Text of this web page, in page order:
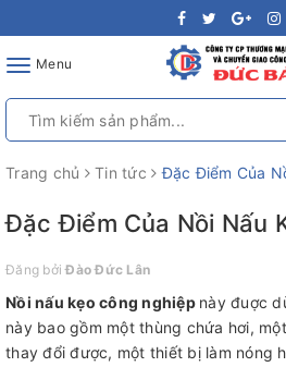
ToggleMenu
Trang chủ Tin tức Đặc Điểm Của
Đặc Điểm Của Nồi Nấu
Đăng bởiĐào Đức Lân
Nồi nấu kẹo công nghiệp này đuợc
này bao gồm một thùng chứa hơi,
thay đổi được, một thiết bị làm nóng